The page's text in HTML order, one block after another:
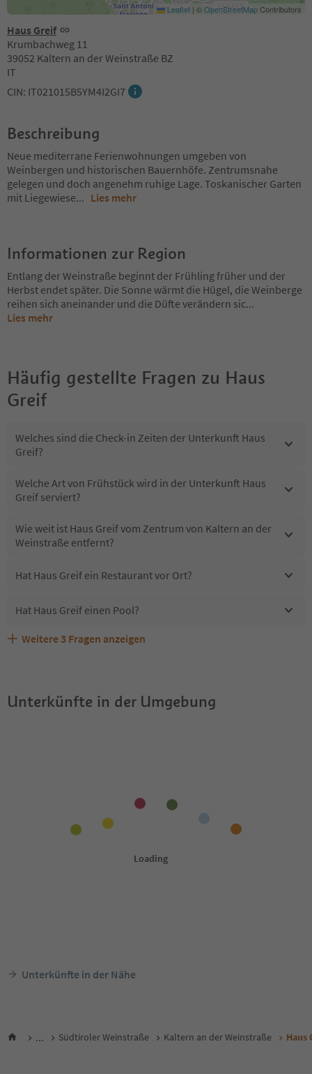
Haus Greif
Krumbachweg 11
39052 Kaltern an der Weinstraße BZ
IT
CIN: IT021015B5YM4I2GI7
Leaflet | ©OpenStreetMapContributors
Beschreibung
Neue mediterrane Ferienwohnungen umgeben von
Weinbergen und historischen Bauernhöfe. Zentrumsnahe
gelegen und doch angenehm ruhige Lage. Toskanischer Garten
mit Liegewiese... Lies mehr
Informationen zur Region
Entlang der Weinstraße beginnt der Frühling früher und der
Herbst endet später. Die Sonne wärmt die Hügel, die Weinberge
reihen sich aneinander und die Düfte verändern sic...
Lies mehr
Häufig gestellte Fragen zu Haus
Greif
Welches sind die Check-in Zeiten der Unterkunft Haus
Greif?
Welche Art von Frühstück wird in der Unterkunft Haus
Greif serviert?
Wie weit ist Haus Greif vom Zentrum von Kaltern an der
Weinstraße entfernt?
Hat Haus Greif ein Restaurant vor Ort?
Hat Haus Greif einen Pool?
Sind Haustiere in der Unterkunft Haus Greif erlaubt?
Welche Services bietet Haus Greif?
Erhalten die Gäste von Haus Greif einen Südtirol
Weitere 3 Fragen anzeigen
Unterkünfte in der Umgebung
Unterkünfte in der Nähe
... Südtiroler Weinstraße Kaltern an der Weinstraße Haus